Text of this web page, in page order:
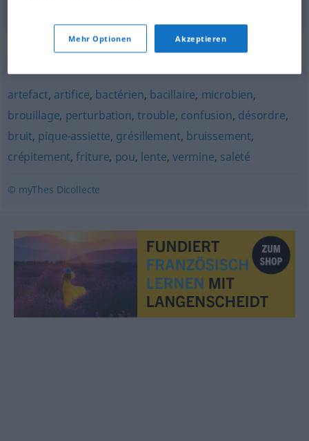
Synonyme für "parasite"
artefact, artifice, bactérien, bacillaire, microbien,
brouillage, perturbation,trouble, confusion, désordre,
bruit, pique-assiette, grésillement, bruissement,
crépitement,friture, pou, lente, vermine, saleté
© myThes Dicollecte
Mehr Optionen Akzeptieren